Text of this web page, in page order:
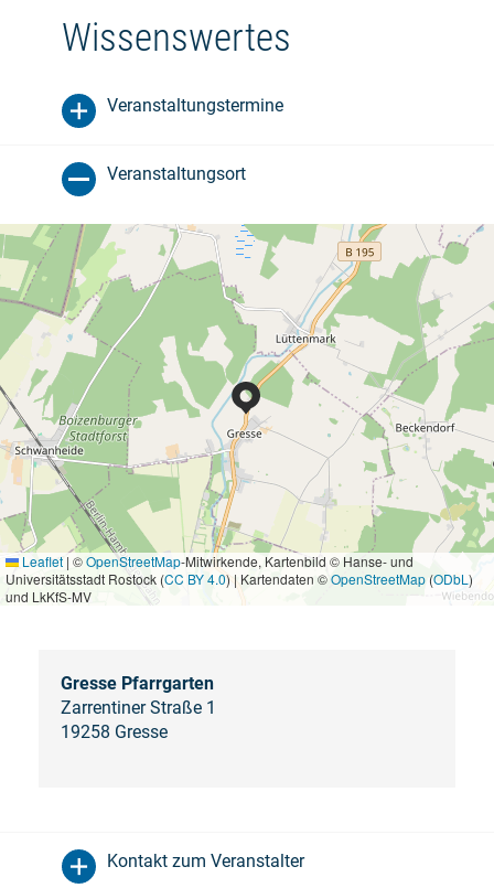
Wissenswertes
Veranstaltungstermine
Veranstaltungsort
Leaflet | ©OpenStreetMap-Mitwirkende, Kartenbild © Hanse- und
Universitätsstadt Rostock (CC BY 4.0) | Kartendaten ©OpenStreetMap (ODbL )
und LkKfS-MV
Gresse Pfarrgarten
Zarrentiner Straße 1
19258 Gresse
Kontakt zum Veranstalter